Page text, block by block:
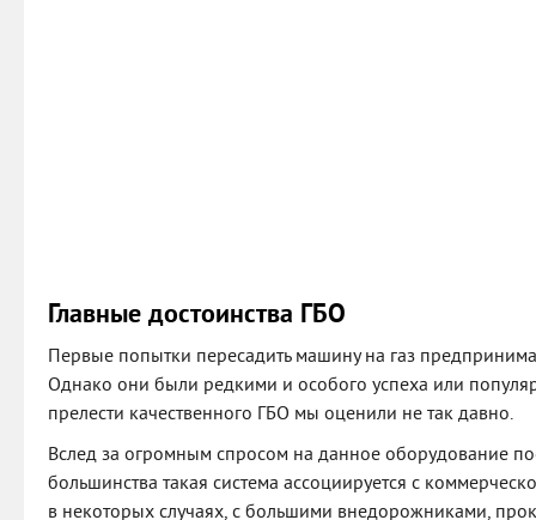
Главные достоинства ГБО
Первые попытки пересадить машину на газ
Однако они были редкими и особого успеха или
прелести качественного ГБО мы оценили не так давно.
Вслед за огромным спросом на данное оборудование
большинства такая система ассоциируется с
в некоторых случаях, с большими внедорожниками,